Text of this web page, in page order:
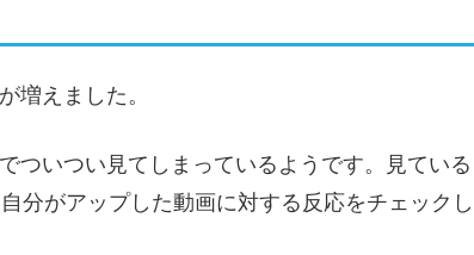
増えました。
ついつい見てしまっているようです。見てい
分がアップした動画に対する反応をチェック